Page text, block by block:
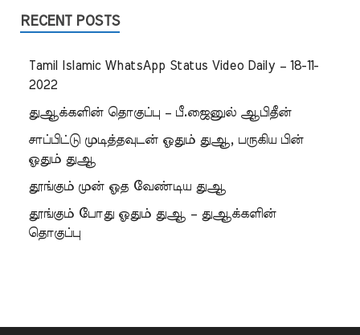
RECENT POSTS
Tamil Islamic WhatsApp Status Video Daily – 18-11-
2022
துஆக்களின் தொகுப்பு – பீ.ஜைனுல் ஆபிதீன்
சாப்பிட்டு முடித்தவுடன் ஓதும் துஆ, பருகிய பின்
ஓதும் துஆ
தூங்கும் முன் ஓத வேண்டிய துஆ
தூங்கும் போது ஓதும் துஆ – துஆக்களின்
தொகுப்பு